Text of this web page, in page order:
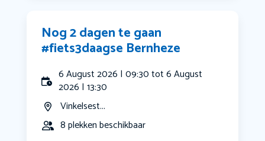
Nog 2 dagen te gaan
#fiets3daagse Bernheze
6 August 2026 | 09:30 tot 6 August
2026 | 13:30
Vinkelsest...
8 plekken beschikbaar